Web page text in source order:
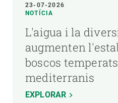
23-07-2026
NOTÍCIA
L'aigua i la
augmenten
boscos
mediterranis
EXPLORAR